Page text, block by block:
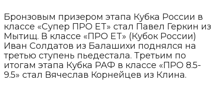
Бронзовым призером этапа Кубка России в
классе «Супер ПРО ET» стал Павел Геркин из
Мытищ. В классе «ПРО ET» (Кубок России)
Иван Солдатов из Балашихи поднялся на
третью ступень пьедестала. Третьим по
итогам этапа Кубка РАФ в классе «ПРО 8.5-
9.5» стал Вячеслав Корнейцев из Клина.